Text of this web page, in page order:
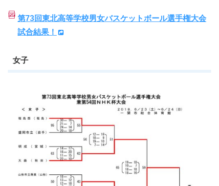
第73回東北高等学校男女バスケットボール選手権大会
試合結果！
女子